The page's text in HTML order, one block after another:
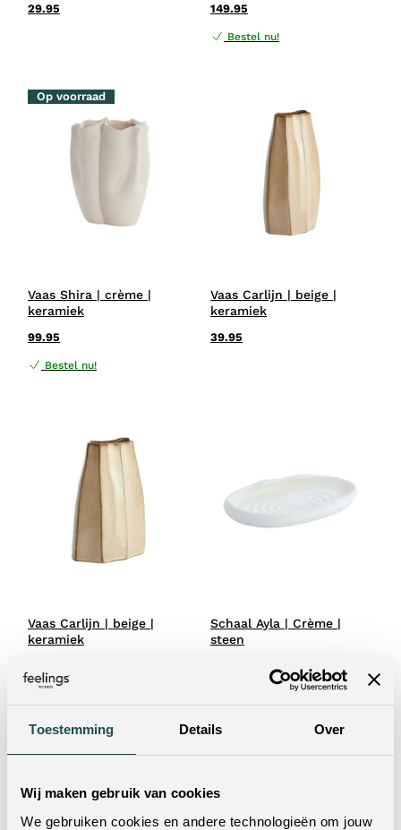
Toestemming Details Over
Wij maken gebruik van cookies
We gebruiken cookies en andere technologieën om jouw
29.95 149.95
Bestel nu!
Op voorraad
Vaas Shira | crème |
keramiek
99.95
Bestel nu!
Vaas Carlijn | beige |
keramiek
39.95
Vaas Carlijn | beige |
keramiek
Schaal Ayla | Crème |
steen